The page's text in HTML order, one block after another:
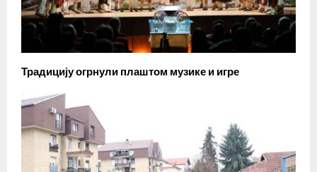
Традицију огрнули плаштом музике и игре